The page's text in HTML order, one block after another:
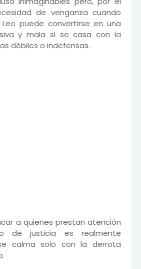
de venganza cuando
puede convertirse en una
y mala si se casa con la
débiles o indefensas.
a quienes prestan atención
de justicia es realmente
calma solo con la derrota